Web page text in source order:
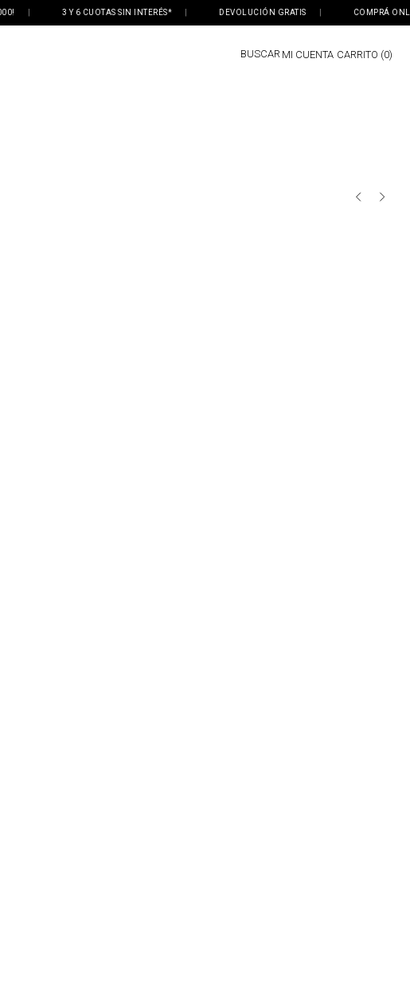
| 3 Y 6 CUOTAS SIN INTERÉS* | DEVOLUCIÓN GRATIS | COMPRÁ
BUSCAR MI CUENTA 0